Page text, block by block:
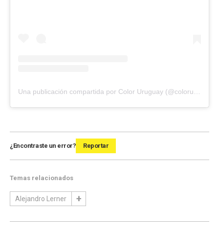
Una publicación compartida por Color Uruguay (@coloruruguay)
¿Encontraste un error? Reportar
Temas relacionados
Alejandro Lerner